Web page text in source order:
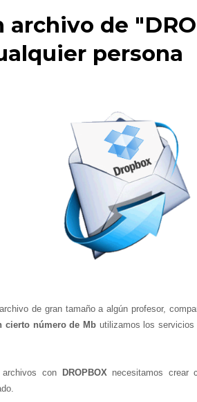
de
persona
de gran tamaño a algún profesor,
cierto número de Mbutilizamos los servicios
con DROPBOXnecesitamos crear